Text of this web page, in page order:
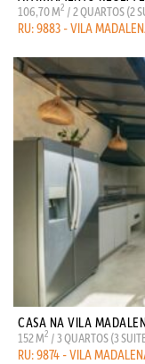
106,70 M2 / 2 QUARTOS (2
RU: 9883 - VILA
CASA NA VILA
152 M2 / 3 QUARTOS (3
RU: 9874 - VILA